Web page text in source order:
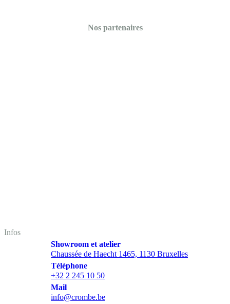
Nos partenaires
Infos
Showroom et atelier
Chaussée de Haecht 1465, 1130 Bruxelles
Téléphone
+32 2 245 10 50
Mail
info@crombe.be